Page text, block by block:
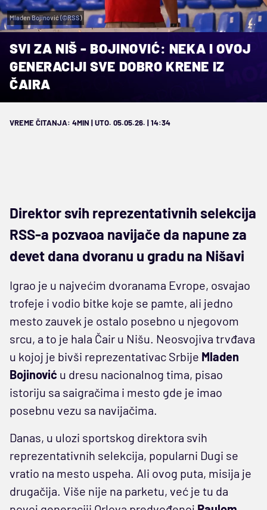
Mladen Bojinović (©RSS)
SVI ZA NIŠ - BOJINOVIĆ: NEKA I OVOJ
GENERACIJI SVE DOBRO KRENE IZ
ČAIRA
VREME ČITANJA: 4MIN | UTO. 05.05.26. | 14:34
Direktor svih reprezentativnih selekcija
RSS-a pozvaoa navijače da napune za
devet dana dvoranu u gradu na Nišavi
Igrao je u najvećim dvoranama Evrope, osvajao
trofeje i vodio bitke koje se pamte, ali jedno
mesto zauvek je ostalo posebno u njegovom
srcu, a to je hala Čair u Nišu. Neosvojiva trvđava
u kojoj je bivši reprezentativac Srbije Mladen
Bojinović u dresu nacionalnog tima, pisao
istoriju sa saigračima i mesto gde je imao
posebnu vezu sa navijačima.
Danas, u ulozi sportskog direktora svih
reprezentativnih selekcija, popularni Dugi se
vratio na mesto uspeha. Ali ovog puta, misija je
drugačija. Više nije na parketu, već je tu da